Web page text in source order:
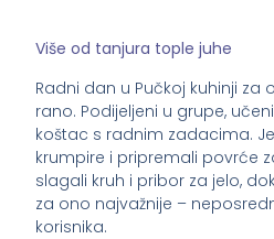
Više od tanjura tople juhe
Radni dan u Pučkoj kuhinji
rano. Podijeljeni u grupe,
koštac s radnim zadacima.
krumpire i pripremali povrće
slagali kruh i pribor za jelo,
za ono najvažnije –
korisnika.